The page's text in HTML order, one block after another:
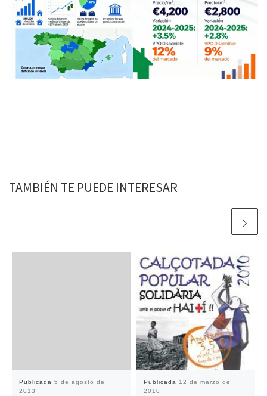
TAMBIÉN TE PUEDE INTERESAR
Publicada 5 de agosto de
2013
Publicada
12 de marzo de
2010